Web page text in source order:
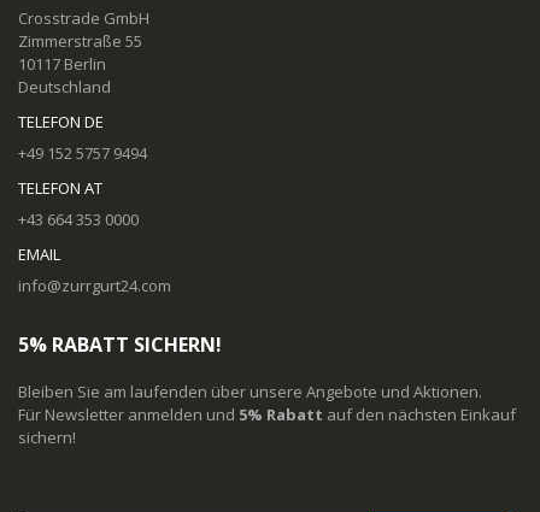
Crosstrade GmbH
Zimmerstraße 55
10117 Berlin
Deutschland
TELEFON DE
+49 152 5757 9494
TELEFON AT
+43 664 353 0000
EMAIL
info@zurrgurt24.com
5% RABATT SICHERN!
Bleiben Sie am laufenden über unsere Angebote und Aktionen.
Für Newsletter anmelden und 5% Rabatt auf den nächsten Einkauf
sichern!